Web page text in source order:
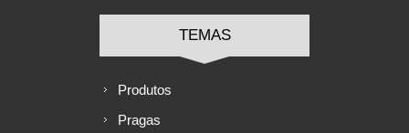
TEMAS
Produtos
Pragas